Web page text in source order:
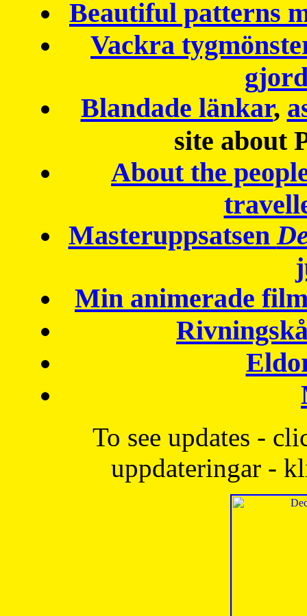
Beautiful patterns
Vackra
Blandade länkar,
site about
About the
Masteruppsatsen
Min animerade
To see updates -
uppdateringar -